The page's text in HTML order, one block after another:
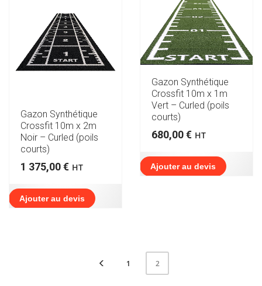
Gazon Synthétique
Crossfit 10m x 2m
Noir – Curled (poils
courts)
1 375,00€ HT
Ajouter au devis
Gazon Synthétique
Crossfit 10m x 1m
Vert – Curled (poils
courts)
680,00€ HT
Ajouter au devis
1 2